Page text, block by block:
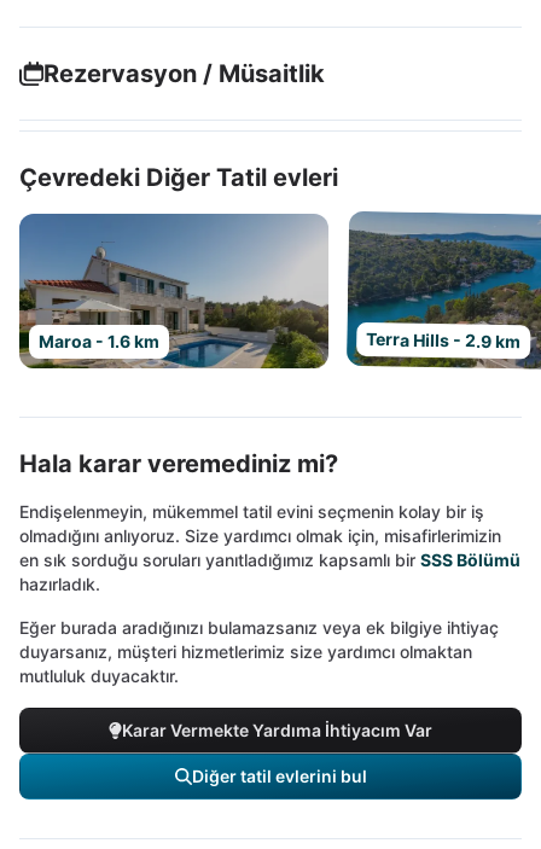
Rezervasyon / Müsaitlik
Çevredeki Diğer Tatil evleri
Maroa - 1.6 km Terra Hills - 2.9 km
Hala karar veremediniz mi?
Endişelenmeyin, mükemmel tatil evini seçmenin kolay bir iş
olmadığını anlıyoruz. Size yardımcı olmak için, misafirlerimizin
en sık sorduğu soruları yanıtladığımız kapsamlı bir SSS Bölümü
hazırladık.
Eğer burada aradığınızı bulamazsanız veya ek bilgiye ihtiyaç
duyarsanız, müşteri hizmetlerimiz size yardımcı olmaktan
mutluluk duyacaktır.
Karar Vermekte Yardıma İhtiyacım Var
Diğer tatil evlerini bul